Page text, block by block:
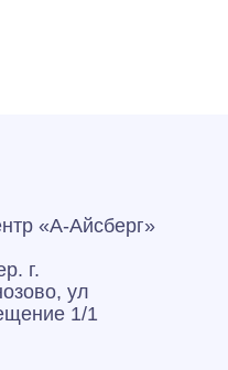
«А‑Айсберг»
г.
ул
1/1